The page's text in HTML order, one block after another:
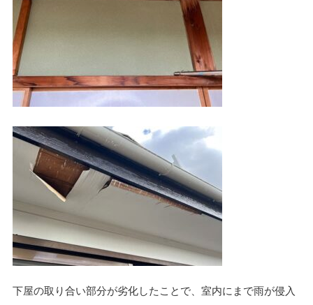
下屋の取り合い部分が劣化したことで、室内にまで雨が侵入